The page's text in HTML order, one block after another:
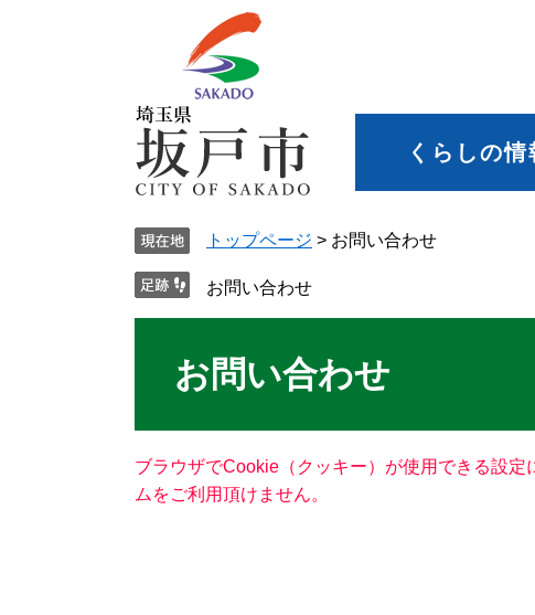
くらしの情
トップページ > お問い合わせ
お問い合わせ
お問い合わせ
ブラウザでCookie（クッキー）が使用できる設
ムをご利用頂けません。